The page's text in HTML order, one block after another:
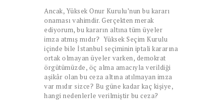
Ancak, Yüksek Onur Kurulu’nun bu kararı
onaması vahimdir. Gerçekten merak
ediyorum, bu kararın altına tüm üyeler
imza atmış mıdır? Yüksek Seçim Kurulu
içinde bile İstanbul seçiminin iptali kararına
ortak olmayan üyeler varken, demokrat
örgütümüzde, öç alma amacıyla verildiği
aşikâr olan bu ceza altına atılmayan imza
var mıdır sizce? Bu güne kadar kaç kişiye,
hangi nedenlerle verilmiştir bu ceza?